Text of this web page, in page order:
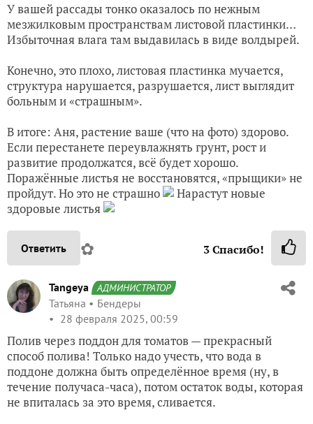
У вашей рассады тонко оказалось по нежным
мезжилковым пространствам листовой пластинки…
Избыточная влага там выдавилась в виде волдырей.
Конечно, это плохо, листовая пластинка мучается,
структура нарушается, разрушается, лист выглядит
больным и «страшным».
В итоге: Аня, растение ваше (что на фото) здорово.
Если перестанете переувлажнять грунт, рост и
развитие продолжатся, всё будет хорошо.
Поражённые листья не восстановятся, «прыщики» не
пройдут. Но это не страшно
Нарастут новые
здоровые листья
Ответить ✿ 3Спасибо!
Tangeya АДМИНИСТРАТОР
Татьяна
Бендеры
28 февраля 2025, 00:59
Полив через поддон для томатов — прекрасный
способ полива! Только надо учесть, что вода в
поддоне должна быть определённое время (ну, в
течение получаса-часа), потом остаток воды, которая
не впиталась за это время, сливается.